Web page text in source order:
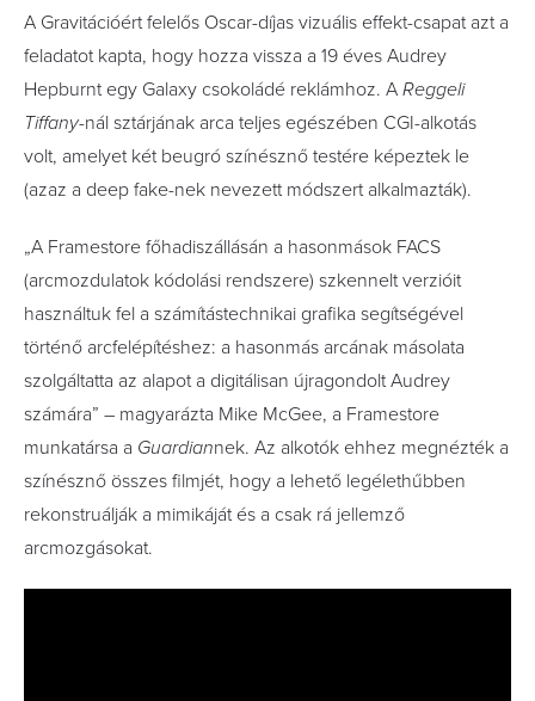
A Gravitációért felelős Oscar-díjas vizuális effekt-csapat azt a
feladatot kapta, hogy hozza vissza a 19 éves Audrey
Hepburnt egy Galaxy csokoládé reklámhoz. A Reggeli
Tiffany-nál sztárjának arca teljes egészében CGI-alkotás
volt, amelyet két beugró színésznő testére képeztek le
(azaz a deep fake-nek nevezett módszert alkalmazták).
„A Framestore főhadiszállásán a hasonmások FACS
(arcmozdulatok kódolási rendszere) szkennelt verzióit
használtuk fel a számítástechnikai grafika segítségével
történő arcfelépítéshez: a hasonmás arcának másolata
szolgáltatta az alapot a digitálisan újragondolt Audrey
számára” – magyarázta Mike McGee, a Framestore
munkatársa a Guardiannek. Az alkotók ehhez megnézték a
színésznő összes filmjét, hogy a lehető legélethűbben
rekonstruálják a mimikáját és a csak rá jellemző
arcmozgásokat.